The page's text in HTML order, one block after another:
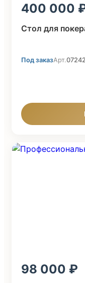
400 000
Стол для
Под заказАрт.
98 000